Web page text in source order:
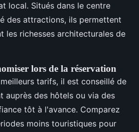
local. Situés dans le centre
des attractions, ils permettent
les richesses architecturales de
lors de la réservation
tarifs, il est conseillé de
auprès des hôtels ou via des
tôt à l'avance. Comparez
moins touristiques pour